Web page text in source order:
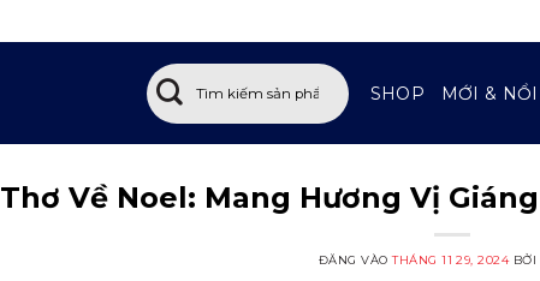
Tìm
kiếm:
SHOP MỚI &
Thơ Về Noel: Mang Hương Vị
ĐĂNG VÀOTHÁNG 11 29, 2024 BỞI